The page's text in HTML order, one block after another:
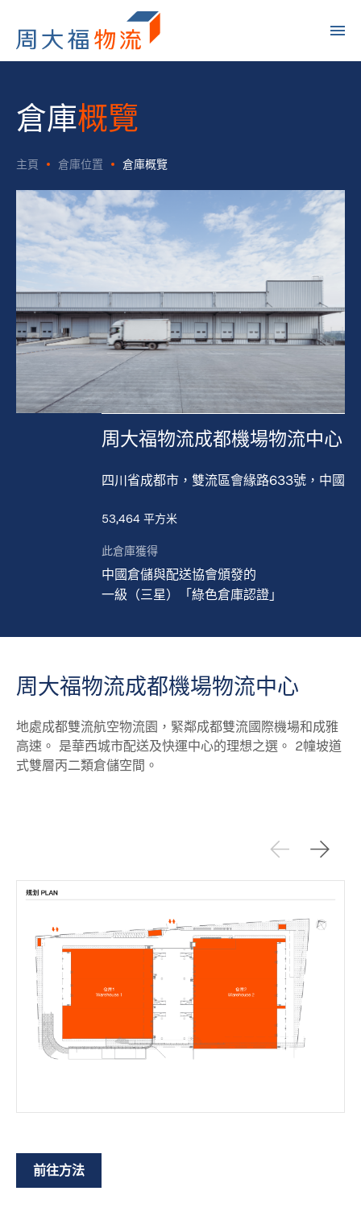
倉庫概覽
主頁 倉庫位置 倉庫概覽
周大福物流成都機場物流中心
四川省成都市，雙流區會緣路633號，中國
53,464 平方米
此倉庫獲得
中國倉儲與配送協會頒發的
一級（三星）「綠色倉庫認證」
周大福物流成都機場物流中心
地處成都雙流航空物流園，緊鄰成都雙流國際機場和成雅
高速。 是華西城市配送及快運中心的理想之選。 2幢坡道
式雙層丙二類倉儲空間。
前往方法